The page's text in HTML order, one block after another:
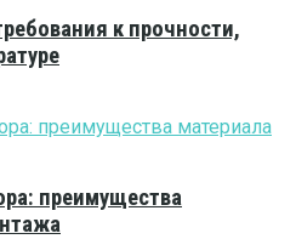
к прочности,
преимущества